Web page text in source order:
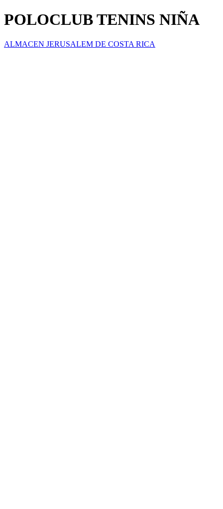
POLOCLUB TENINS NIÑA
ALMACEN JERUSALEM DE COSTA RICA